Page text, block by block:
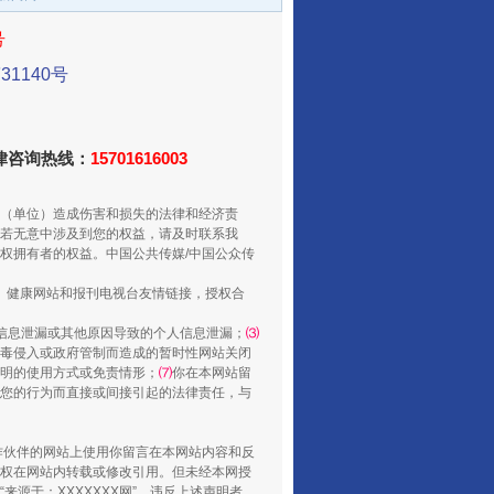
从数据变化看反腐深化
酒驾未被当场查获能处罚吗
号
询热线： 15701616003
单位）造成伤害和损失的法律和经济责
无意中涉及到您的权益，请及时联系我
拥有者的权益。中国公共传媒/中国公众传
康网站和报刊电视台友情链接，授权合
息泄漏或其他原因导致的个人信息泄漏； ⑶
侵入或政府管制而造成的暂时性网站关闭
的使用方式或免责情形； ⑺你在本网站留
的行为而直接或间接引起的法律责任，与
伴的网站上使用你留言在本网站内容和反
在网站内转载或修改引用。但未经本网授